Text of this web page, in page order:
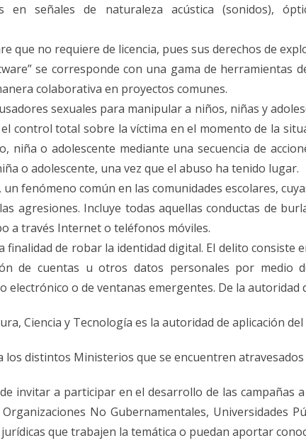
en señales de naturaleza acústica (sonidos),
que no requiere de licencia, pues sus derechos de
se corresponde con una gama de
colaborativa en proyectos comunes.
sexuales para manipular a niños, niñas y
control total sobre la víctima en el momento de la
niña o adolescente mediante una secuencia de
o adolescente, una vez que el abuso ha tenido lugar.
fenómeno común en las comunidades escolares,
agresiones. Incluye todas aquellas conductas de
a través Internet o teléfonos móviles.
finalidad de robar la identidad digital. El delito
de cuentas u otros datos personales por medio
electrónico o de ventanas emergentes. De la autoridad
Ciencia y Tecnología es la autoridad de aplicación
los distintos Ministerios que se encuentren
invitar a participar en el desarrollo de las campañas
No Gubernamentales, Universidades
que trabajen la temática o puedan aportar